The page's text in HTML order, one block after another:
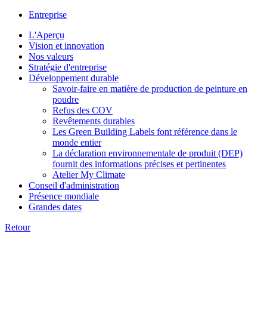
Entreprise
L'Aperçu
Vision et innovation
Nos valeurs
Stratégie d'entreprise
Développement durable
Savoir-faire en matière de production de peinture en
poudre
Refus des COV
Revêtements durables
Les Green Building Labels font référence dans le
monde entier
La déclaration environnementale de produit (DEP)
fournit des informations précises et pertinentes
Atelier My Climate
Conseil d'administration
Présence mondiale
Grandes dates
Retour